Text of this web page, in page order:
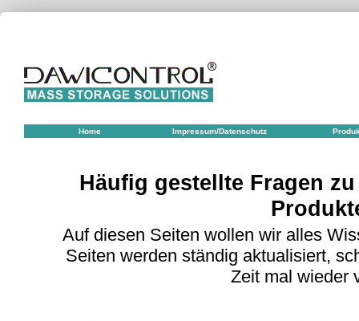
Home Impressum/Datenschutz
Häufig gestellte Fragen
Auf diesen Seiten wollen wir alles
Seiten werden ständig aktualisiert,
Zeit mal wieder